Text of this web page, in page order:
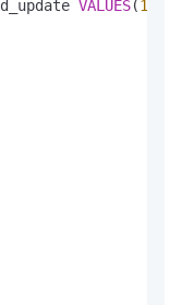
VALUES(1